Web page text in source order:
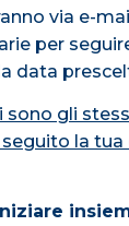
via e-
per
data
gli
la tua